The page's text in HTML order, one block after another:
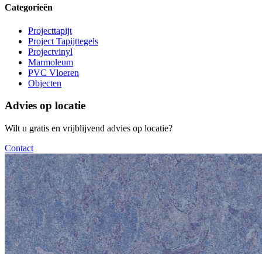
Categorieën
Projecttapijt
Project Tapijttegels
Projectvinyl
Marmoleum
PVC Vloeren
Objecten
Advies op locatie
Wilt u gratis en vrijblijvend advies op locatie?
Contact